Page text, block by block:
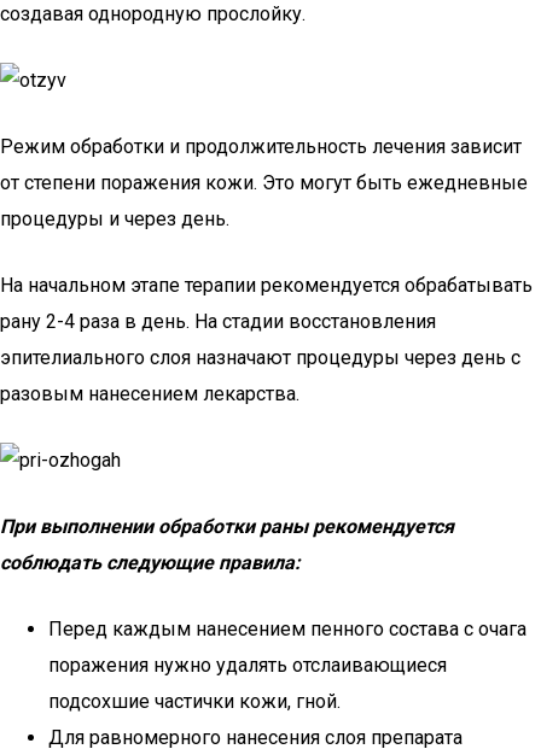
создавая однородную прослойку.
Режим обработки и продолжительность лечения зависит
от степени поражения кожи. Это могут быть ежедневные
процедуры и через день.
На начальном этапе терапии рекомендуется обрабатывать
рану 2-4 раза в день. На стадии восстановления
эпителиального слоя назначают процедуры через день с
разовым нанесением лекарства.
При выполнении обработки раны рекомендуется
соблюдать следующие правила:
Перед каждым нанесением пенного состава с очага
поражения нужно удалять отслаивающиеся
подсохшие частички кожи, гной.
Для равномерного нанесения слоя препарата